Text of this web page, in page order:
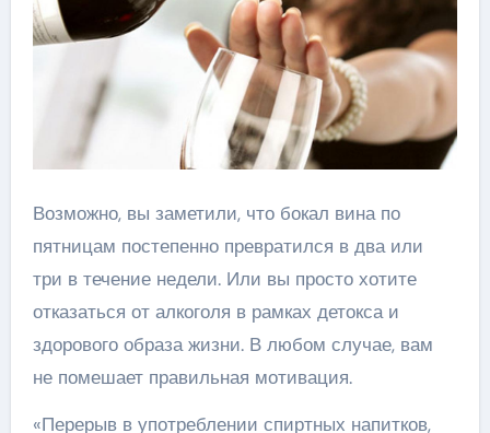
Возможно, вы заметили, что бокал вина по
пятницам постепенно превратился в два или
три в течение недели. Или вы просто хотите
отказаться от алкоголя в рамках детокса и
здорового образа жизни. В любом случае, вам
не помешает правильная мотивация.
«Перерыв в употреблении спиртных напитков,